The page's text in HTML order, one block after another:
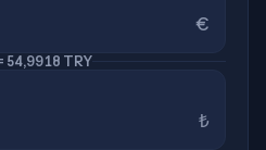
€
54,9918 TRY
₺